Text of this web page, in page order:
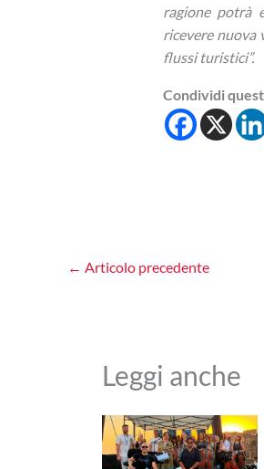
ragione potrà
ricevere
flussi turistici”.
Condividi
← Articolo precedente
Leggi anche